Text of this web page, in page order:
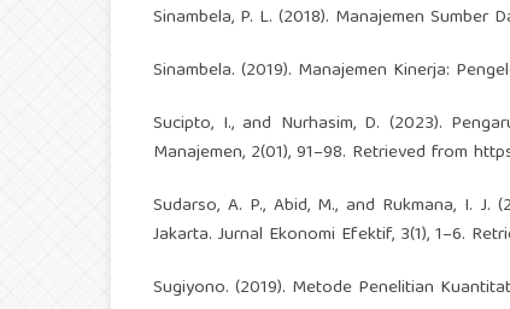
Sinambela, P. L. (2018). Manajemen Sumber
Sinambela. (2019). Manajemen Kinerja:
Sucipto, I., and Nurhasim, D. (2023).
Manajemen, 2(01), 91–98. Retrieved from
Sudarso, A. P., Abid, M., and Rukmana, I.
Jakarta. Jurnal Ekonomi Efektif, 3(1), 1–6.
Sugiyono. (2019). Metode Penelitian